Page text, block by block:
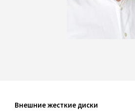
Внешние жесткие диски